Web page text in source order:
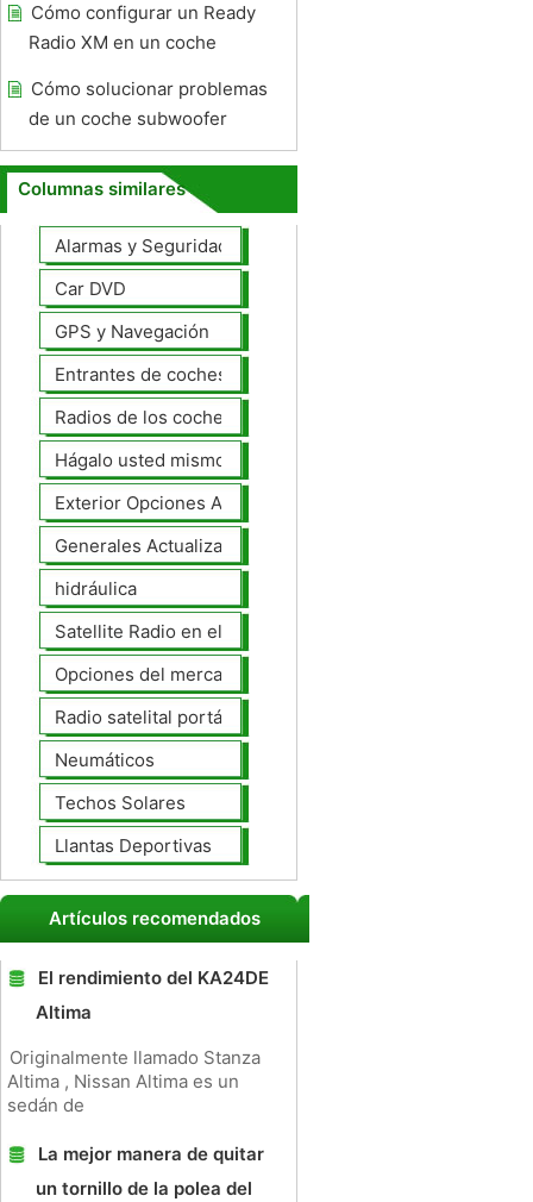
Cómo configurar un Ready
Radio XM en un coche
Cómo solucionar problemas
de un coche subwoofer
Columnas similares
Alarmas y Seguridad
Car DVD
GPS y Navegación
Entrantes de coches
Radios de los coches
Hágalo usted mismo Mejoras Auto
Exterior Opciones Aftermarket
Generales Actualizaciones Auto
hidráulica
Satellite Radio en el tablero
Opciones del mercado de accesorios del interior
Radio satelital portátil
Neumáticos
Techos Solares
Llantas Deportivas
Artículos recomendados
El rendimiento del KA24DE
Altima
Originalmente llamado Stanza
Altima , Nissan Altima es un
sedán de
La mejor manera de quitar
un tornillo de la polea del